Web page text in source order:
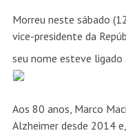
Morreu neste sábado
vice-presidente da
seu nome esteve
Aos 80 anos, Marco
Alzheimer desde 2014